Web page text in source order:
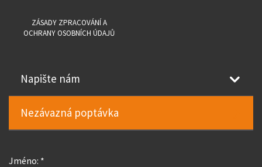
ZÁSADY ZPRACOVÁNÍ A
OCHRANY OSOBNÍCH ÚDAJŮ
Napište nám
Nezávazná poptávka
Jméno: *